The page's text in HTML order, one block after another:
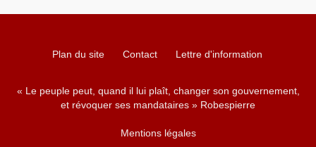
Plan du site Contact Lettre d'information
« Le peuple peut, quand il lui plaît, changer son gouvernement,
et révoquer ses mandataires » Robespierre
Mentions légales